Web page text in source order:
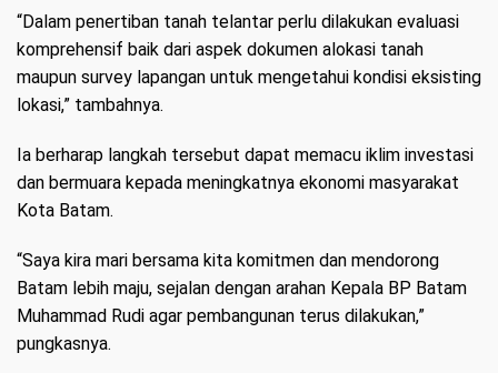
“Dalam penertiban tanah telantar perlu dilakukan evaluasi
komprehensif baik dari aspek dokumen alokasi tanah
maupun survey lapangan untuk mengetahui kondisi eksisting
lokasi,” tambahnya.
Ia berharap langkah tersebut dapat memacu iklim investasi
dan bermuara kepada meningkatnya ekonomi masyarakat
Kota Batam.
“Saya kira mari bersama kita komitmen dan mendorong
Batam lebih maju, sejalan dengan arahan Kepala BP Batam
Muhammad Rudi agar pembangunan terus dilakukan,”
pungkasnya.